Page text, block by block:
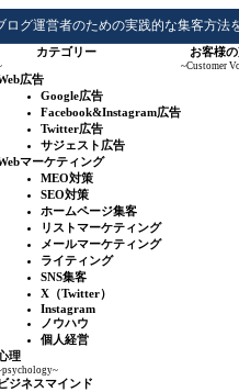
グ運営者のための実践的な集客方法
カテゴリー
広告
Google広告
Facebook&Instagram広告
Twitter広告
サジェスト広告
マーケティング
MEO対策
SEO対策
ホームページ集客
リストマーケティング
メールマーケティング
ライティング
SNS集客
X（Twitter）
Instagram
ノウハウ
個人経営
理
ビジネスマインド
お客様
~Customer